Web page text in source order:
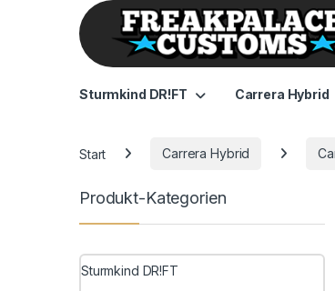
Sturmkind DR!FT Carrera Hybrid
Start Carrera Hybrid
Produkt-Kategorien
Sturmkind DR!FT